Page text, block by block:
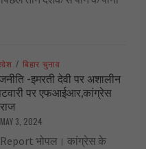
/ बिहार चुनाव
-इमरती देवी पर अशालीन
पर एफआईआर,कांग्रेस
MAY 3, 2024
भोपल। कांग्रेस के